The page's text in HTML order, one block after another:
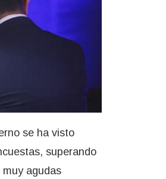
se ha visto
superando
agudas